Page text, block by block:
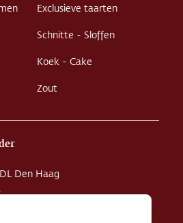
Exclusieve taarten
Schnitte - Sloffen
Koek - Cake
Zout
Den Haag